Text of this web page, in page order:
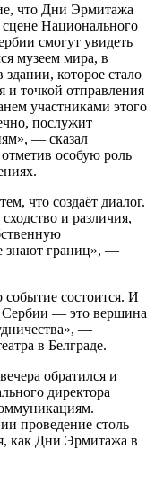
что Дни Эрмитажа
Национального
смогут увидеть
музеем мира, в
которое стало
и точкой отправления
участниками этого
послужит
— сказал
особую роль
что создаёт диалог.
и различия,
знают границ», —
событие состоится. И
Сербии — это вершина
—
в Белграде.
обратился и
директора
проведение столь
как Дни Эрмитажа в